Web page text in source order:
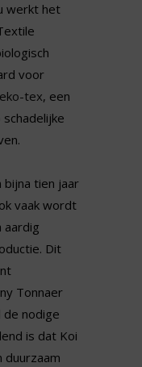
werkt het
voor
tex, een
bijna tien jaar
vaak wordt
aardig
Dit
Tonnaer
nodige
is dat Koi